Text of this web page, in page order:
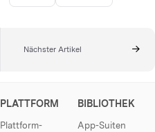
Nächster Artikel
PLATTFORM
Plattform-
BIBLIOTHEK
App-Suiten